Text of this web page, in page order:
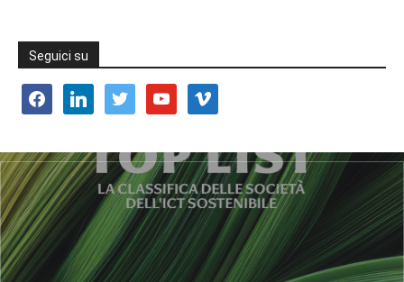
Seguici su
facebooklinkedin twitter youtube vimeo